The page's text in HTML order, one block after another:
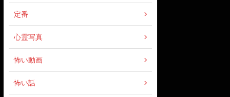
定番
心霊写真
怖い動画
怖い話